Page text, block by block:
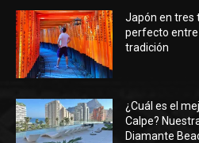
Japón en tres
perfecto
tradición
¿Cuál es el
Calpe?
Diamante